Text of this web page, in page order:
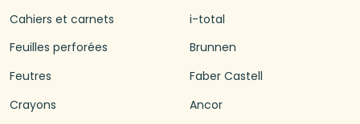
Cahiers et carnets
Feuilles perforées
Feutres
Crayons
i-total
Brunnen
Faber Castell
Ancor